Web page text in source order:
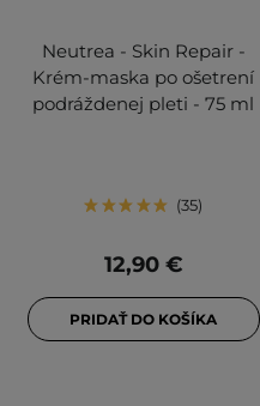
Neutrea - Skin Repair -
Krém-maska po ošetrení
podráždenej pleti - 75 ml
35
12,90 €
PRIDAŤ DO KOŠÍKA